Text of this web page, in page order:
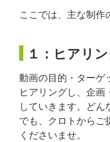
ここでは、主な制作
１：ヒアリ
動画の目的・ターゲ
ヒアリングし、企
していきます。ど
でも、クロトからご
くださいませ。